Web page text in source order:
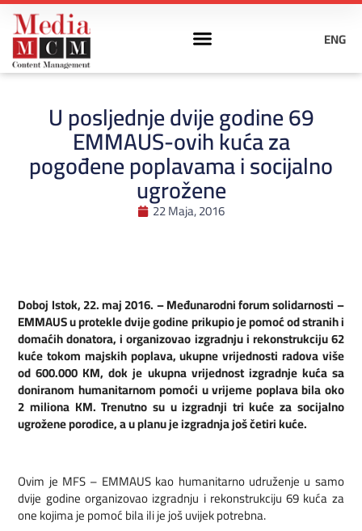
ENG
U posljednje dvije godine 69
EMMAUS-ovih kuća za
pogođene poplavama i socijalno
ugrožene
22 Maja, 2016
Doboj Istok, 22. maj 2016. – Međunarodni forum solidarnosti –
EMMAUS u protekle dvije godine prikupio je pomoć od stranih i
domaćih donatora, i organizovao izgradnju i rekonstrukciju 62
kuće tokom majskih poplava, ukupne vrijednosti radova više
od 600.000 KM, dok je ukupna vrijednost izgradnje kuća sa
doniranom humanitarnom pomoći u vrijeme poplava bila oko
2 miliona KM. Trenutno su u izgradnji tri kuće za socijalno
ugrožene porodice, a u planu je izgradnja još četiri kuće.
Ovim je MFS – EMMAUS kao humanitarno udruženje u samo
dvije godine organizovao izgradnju i rekonstrukciju 69 kuća za
one kojima je pomoć bila ili je još uvijek potrebna.